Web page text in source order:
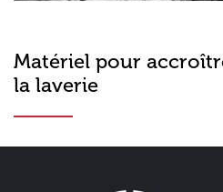
Matériel pour
la laverie